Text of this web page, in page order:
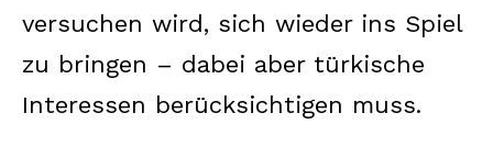
versuchen wird, sich wieder ins Spiel
zu bringen – dabei aber türkische
Interessen berücksichtigen muss.